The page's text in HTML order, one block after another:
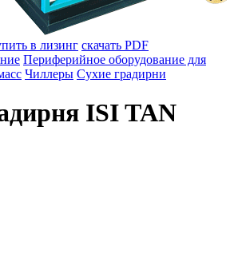
в лизинг скачать PDF
Периферийное оборудование для
Чиллеры Сухие градирни
ISI TAN